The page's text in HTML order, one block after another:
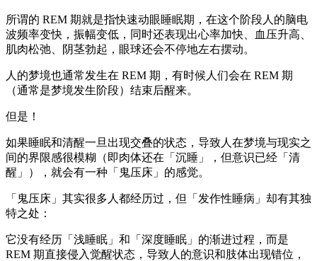
所谓的 REM 期就是指快速动眼睡眠期，在这个阶段人的脑电
波频率变快，振幅变低，同时还表现出心率加快、血压升高、
肌肉松弛、阴茎勃起，眼球还会不停地左右摆动。
人的梦境也通常发生在 REM 期，有时候人们会在 REM 期
（通常是梦境发生阶段）结束后醒来。
但是！
如果睡眠和清醒一旦出现交叠的状态，导致人在梦境与现实之
间的界限感很模糊（即肉体还在「沉睡」，但意识已经「清
醒」），就会有一种「鬼压床」的感觉。
「鬼压床」其实很多人都经历过，但「发作性睡病」却有其独
特之处：
它没有经历「浅睡眠」和「深度睡眠」的渐进过程，而是
REM 期直接侵入觉醒状态，导致人的意识和肢体出现错位，